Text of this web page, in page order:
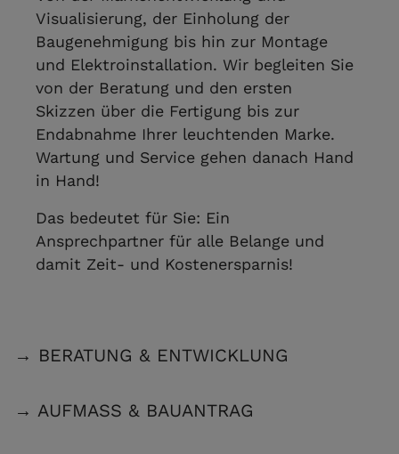
Visualisierung, der Einholung der
Baugenehmigung bis hin zur Montage
und Elektroinstallation. Wir begleiten Sie
von der Beratung und den ersten
Skizzen über die Fertigung bis zur
Endabnahme Ihrer leuchtenden Marke.
Wartung und Service gehen danach Hand
in Hand!
Das bedeutet für Sie: Ein
Ansprechpartner für alle Belange und
damit Zeit- und Kostenersparnis!
→ BERATUNG & ENTWICKLUNG
→ AUFMASS & BAUANTRAG